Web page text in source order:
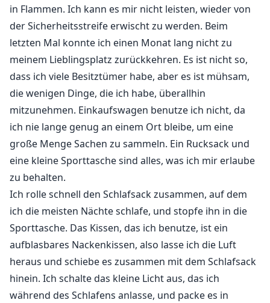
älterer Mann mit weißen Haaren und einem
freundlichen Gesicht, aber er gibt mir ein seltsames
Gefühl.
Moment mal... hat er gerade Verlobte gesagt?
"Entschuldigung, was haben Sie gesagt?" frage ich.
"Ich habe ein Angebot für Sie." sagt der Mann.
"Ein Angebot für mich? Was meinen Sie damit?"
"Ein Angebot? Das bedeutet-"
Ich winke ab. "Nicht das! Ich bin doch nicht blöd. Ich
meine, was für ein Angebot?"
"Ich möchte, dass Sie mich heiraten." sagt er mit
ernstem Gesichtsausdruck.
in Flammen. Ich kann es mir nicht leisten, wieder von
der Sicherheitsstreife erwischt zu werden. Beim
letzten Mal konnte ich einen Monat lang nicht zu
meinem Lieblingsplatz zurückkehren. Es ist nicht so,
dass ich viele Besitztümer habe, aber es ist mühsam,
die wenigen Dinge, die ich habe, überallhin
mitzunehmen. Einkaufswagen benutze ich nicht, da
ich nie lange genug an einem Ort bleibe, um eine
große Menge Sachen zu sammeln. Ein Rucksack und
eine kleine Sporttasche sind alles, was ich mir erlaube
zu behalten.
Ich rolle schnell den Schlafsack zusammen, auf dem
ich die meisten Nächte schlafe, und stopfe ihn in die
Sporttasche. Das Kissen, das ich benutze, ist ein
aufblasbares Nackenkissen, also lasse ich die Luft
heraus und schiebe es zusammen mit dem Schlafsack
hinein. Ich schalte das kleine Licht aus, das ich
während des Schlafens anlasse, und packe es in